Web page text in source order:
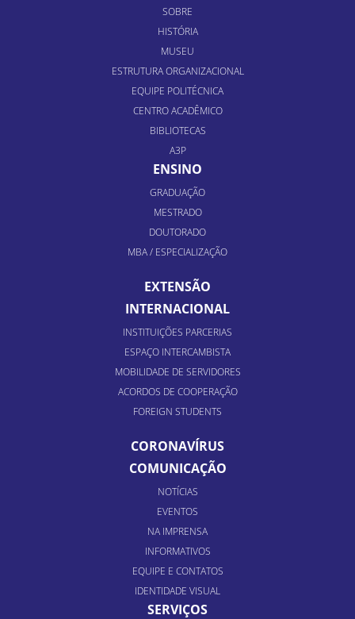
SOBRE
HISTÓRIA
MUSEU
ESTRUTURA ORGANIZACIONAL
EQUIPE POLITÉCNICA
CENTRO ACADÊMICO
BIBLIOTECAS
A3P
ENSINO
GRADUAÇÃO
MESTRADO
DOUTORADO
MBA / ESPECIALIZAÇÃO
EXTENSÃO
INTERNACIONAL
INSTITUIÇÕES PARCERIAS
ESPAÇO INTERCAMBISTA
MOBILIDADE DE SERVIDORES
ACORDOS DE COOPERAÇÃO
FOREIGN STUDENTS
CORONAVÍRUS
COMUNICAÇÃO
NOTÍCIAS
EVENTOS
NA IMPRENSA
INFORMATIVOS
EQUIPE E CONTATOS
IDENTIDADE VISUAL
SERVIÇOS